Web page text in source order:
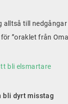
alltså till
”oraklet från
bli elsmartare
bli dyrt misstag